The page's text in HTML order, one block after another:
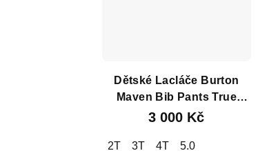
Dětské Lacláče Burton
Maven Bib Pants True
Black
3 000 Kč
2T 3T 4T 5.0